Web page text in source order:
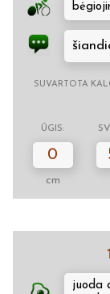
SUVARTOTA
ŪGIS:
0
cm
juoda